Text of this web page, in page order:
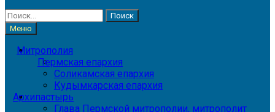
Найти:
Меню
Митрополия
Пермская епархия
Соликамская епархия
Кудымкарская епархия
Архипастырь
Глава Пермской митрополии, митрополит